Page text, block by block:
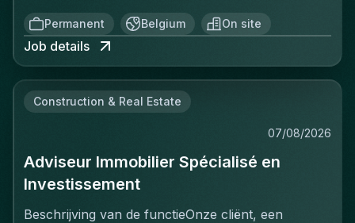
een sterke positie op de Belgische vastgoedmarkt,
zoekt een ervaren Projectontwikkelaar die
onmiddellijk impact kan maken. In deze rol ben je
verantwoordelijk voor het identificeren, acquisitie
verschillende segmenten: residentieel, kantoren,
samen met stakeholders zoals eigenaars,
gemeenten, investeerders en architecten om
projecten van concept tot realisatie tot een
aanspreekpunt voor complexe onderhandelingen
Permanent Belgium On site
Job details
Construction & Real Estate
07/08/2026
Adviseur Immobilier Spécialisé en
Investissement
Beschrijving van de functieOnze cliënt, een